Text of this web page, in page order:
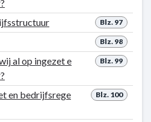
Blz. 97
Blz. 98
Blz. 99
al op ingezet e
Blz. 100
en bedrijfsrege